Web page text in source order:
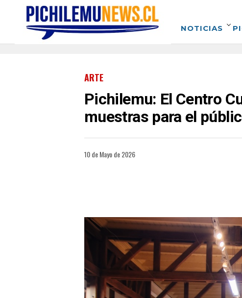
NOTICIAS
ARTE
Pichilemu: El Centro
muestras para el
10 de Mayo de 2026